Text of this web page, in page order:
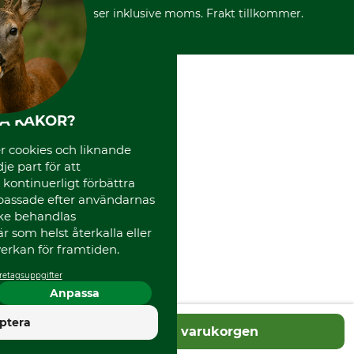
Lägg i varukorgen
Mässor
Instagram TOS
Media
Code of Conduct
*Alla priser inklusive moms. Frakt tillkommer.
KAKOR?
cookies och liknande
part för att
kontinuerligt förbättra
efter användarnas
behandlas
som helst återkalla eller
för framtiden.
Anpassa